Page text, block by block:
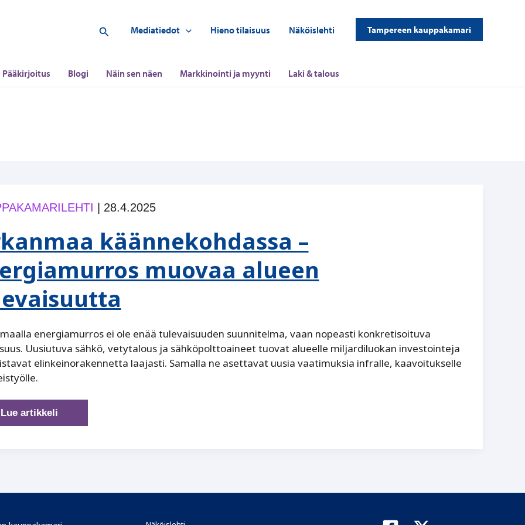
Hae Mediatiedot Hieno tilaisuus Näköislehti Tampereen kauppakamari
Pääkirjoitus Blogi Näin sen näen Markkinointi ja myynti Laki & talous
28.4.2025
käännekohdassa –
muovaa alueen
energiamurros ei ole enää tulevaisuuden suunnitelma, vaan nopeasti konkretisoituva
Uusiutuva sähkö, vetytalous ja sähköpolttoaineet tuovat alueelle miljardiluokan investointeja
elinkeinorakennetta laajasti. Samalla ne asettavat uusia vaatimuksia infralle, kaavoitukselle
Pirkanmaa
käännekohdassa
Lue artikkeli